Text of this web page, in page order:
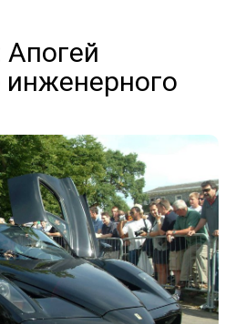
Апогей
инженерного